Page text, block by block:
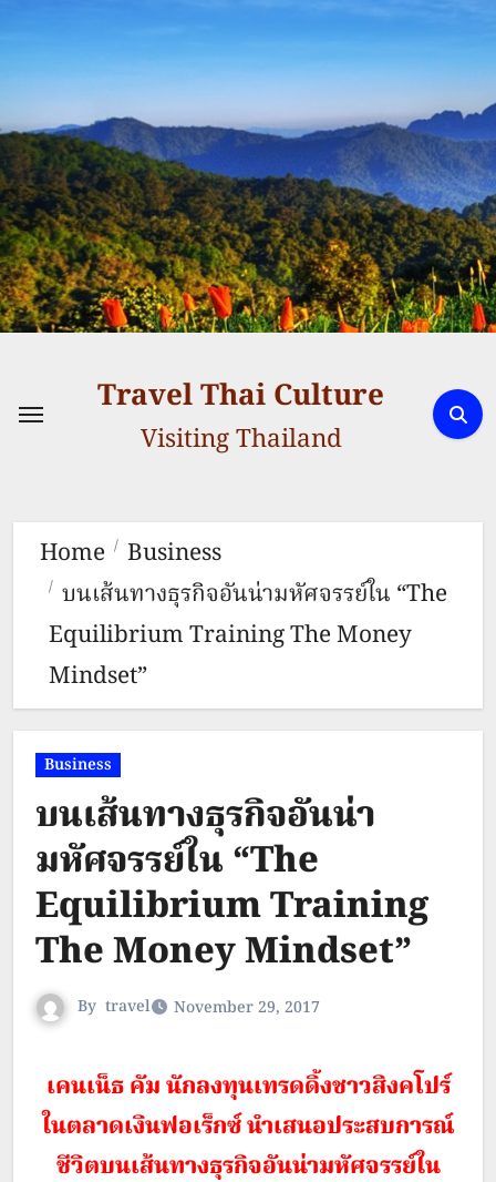
content
Travel Thai Culture
Visiting Thailand
Home
Business
บนเส้นทางธุรกิจอันน่ามหัศจรรย์ใน “The
Equilibrium Training The Money
Mindset”
Business
บนเส้นทางธุรกิจอันน่า
มหัศจรรย์ใน “The
Equilibrium Training
The Money Mindset”
By travel November 29, 2017
เคนเน็ธ คัม นักลงทุนเทรดดิ้งชาวสิงคโปร์
ในตลาดเงินฟอเร็กซ์ นำเสนอประสบการณ์
ชีวิตบนเส้นทางธุรกิจอันน่ามหัศจรรย์ใน